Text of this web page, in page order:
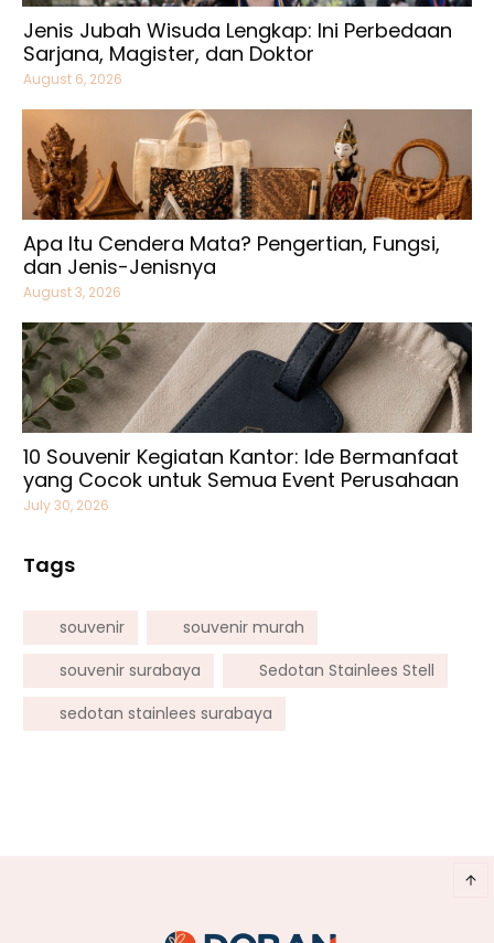
Jenis Jubah Wisuda Lengkap: Ini Perbedaan
Sarjana, Magister, dan Doktor
August 6, 2026
Apa Itu Cendera Mata? Pengertian, Fungsi,
dan Jenis-Jenisnya
August 3, 2026
10 Souvenir Kegiatan Kantor: Ide Bermanfaat
yang Cocok untuk Semua Event Perusahaan
July 30, 2026
Tags
souvenir
souvenir murah
souvenir surabaya
Sedotan Stainlees Stell
sedotan stainlees surabaya